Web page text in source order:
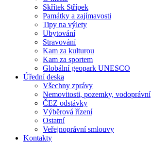
Skřítek Střípek
Památky a zajímavosti
Tipy na výlety
Ubytování
Stravování
Kam za kulturou
Kam za sportem
Globální geopark UNESCO
Úřední deska
Všechny zprávy
Nemovitosti, pozemky, vodoprávní
ČEZ odstávky
Výběrová řízení
Ostatní
Veřejnoprávní smlouvy
Kontakty